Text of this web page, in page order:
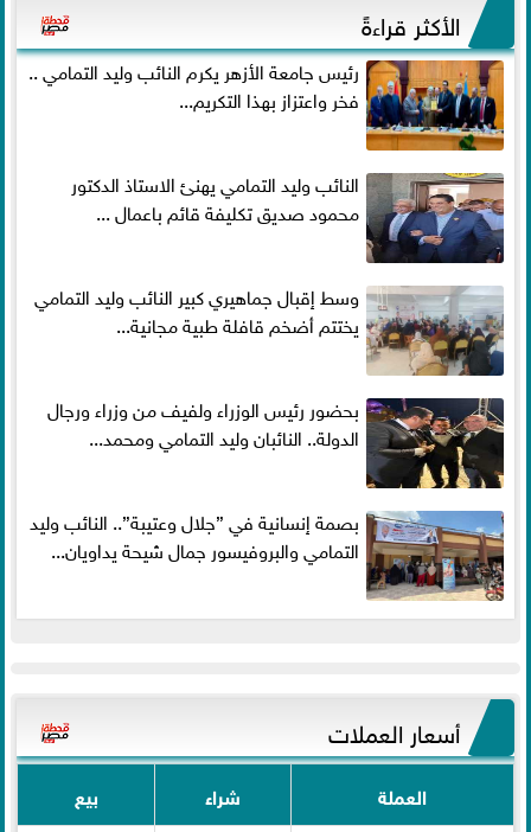
الأكثر قراءةً
رئيس جامعة الأزهر يكرم النائب وليد التمامي ..
فخر واعتزاز بهذا التكريم...
النائب وليد التمامي يهنئ الاستاذ الدكتور
محمود صديق تكليفة قائم باعمال ...
وسط إقبال جماهيري كبير النائب وليد التمامي
يختتم أضخم قافلة طبية مجانية...
بحضور رئيس الوزراء ولفيف من وزراء ورجال
الدولة.. النائبان وليد التمامي ومحمد...
بصمة إنسانية في ”جلال وعتيبة”.. النائب وليد
التمامي والبروفيسور جمال شيحة يداويان...
أسعار العملات
العملة شراء بيع